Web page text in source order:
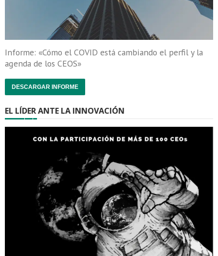
Informe: «Cómo el COVID está cambiando el perfil y la
agenda de los CEOS»
DESCARGAR INFORME
EL LÍDER ANTE LA INNOVACIÓN